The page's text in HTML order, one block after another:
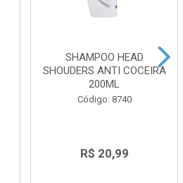
SHAMPOO HEAD
SHOUDERS ANTI COCEIRA
200ML
Código: 8740
R$ 20,99